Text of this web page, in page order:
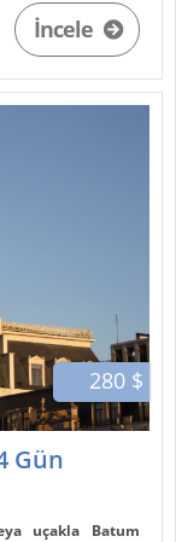
İncele
280 $
Gün
uçakla Batum